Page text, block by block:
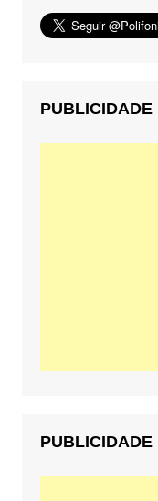
PUBLICIDADE
PUBLICIDADE